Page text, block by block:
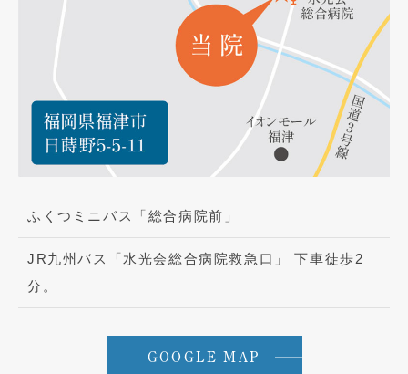
ふくつミニバス「総合病院前」
JR九州バス「水光会総合病院救急口」 下車徒歩2
分。
GOOGLE MAP